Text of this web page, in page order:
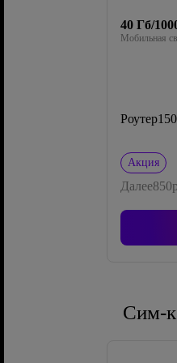
40 Гб/
Мобильная
Роутер
Акция
Далее850
Сим-